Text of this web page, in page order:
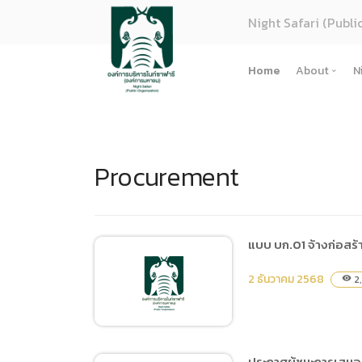
Night Safari
Home About
(ภาษาไ
การจัด
Procurement
แบบ บก.01 จ้างก่อสร้
2 ธันวาคม 2568 visibility